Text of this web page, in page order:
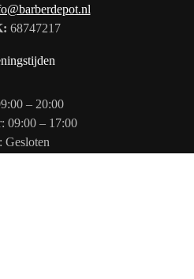
68747217
– 20:00
09:00 – 17:00
Gesloten